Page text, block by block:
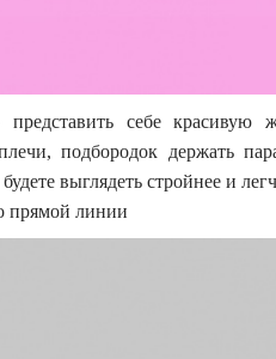
представить себе
подбородок держать
выглядеть стройнее и
прямой линии